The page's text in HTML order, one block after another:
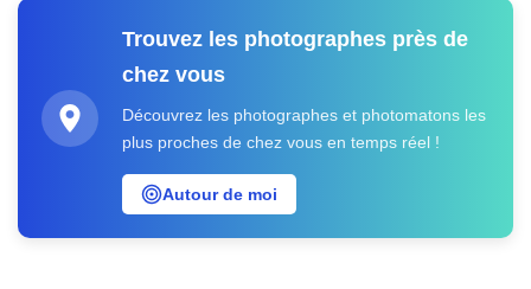
Trouvez les photographes près de
chez vous
Découvrez les photographes et photomatons les
plus proches de chez vous en temps réel !
Autour de moi